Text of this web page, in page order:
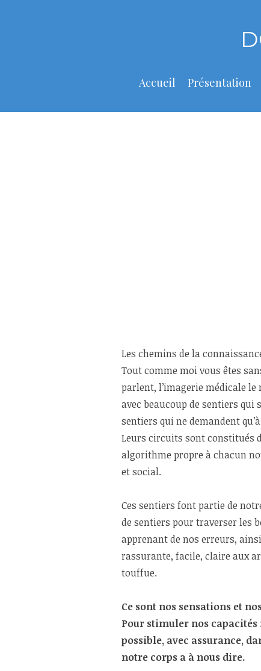
Accueil Présentation
Les chemins de la
Tout comme moi vous êtes
parlent, l’imagerie médicale
avec beaucoup de sentiers qui
sentiers qui ne demandent
Leurs circuits sont constitués
algorithme propre à chacun
et social.
Ces sentiers font partie de
de sentiers pour traverser les
apprenant de nos erreurs,
rassurante, facile, claire aux
touffue.
Ce sont nos sensations et
Pour stimuler nos
possible, avec assurance,
notre corps a à nous dire.